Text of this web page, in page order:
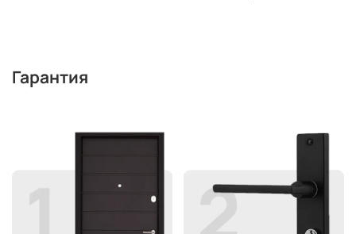
Гарантия